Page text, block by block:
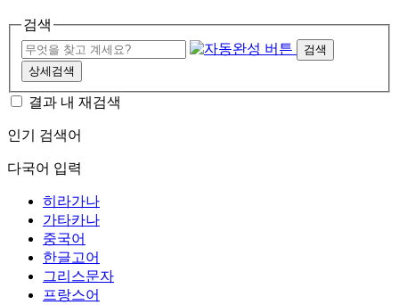
검색
검색
상세검색
결과 내 재검색
인기 검색어
다국어 입력
히라가나
가타카나
중국어
한글고어
그리스문자
프랑스어